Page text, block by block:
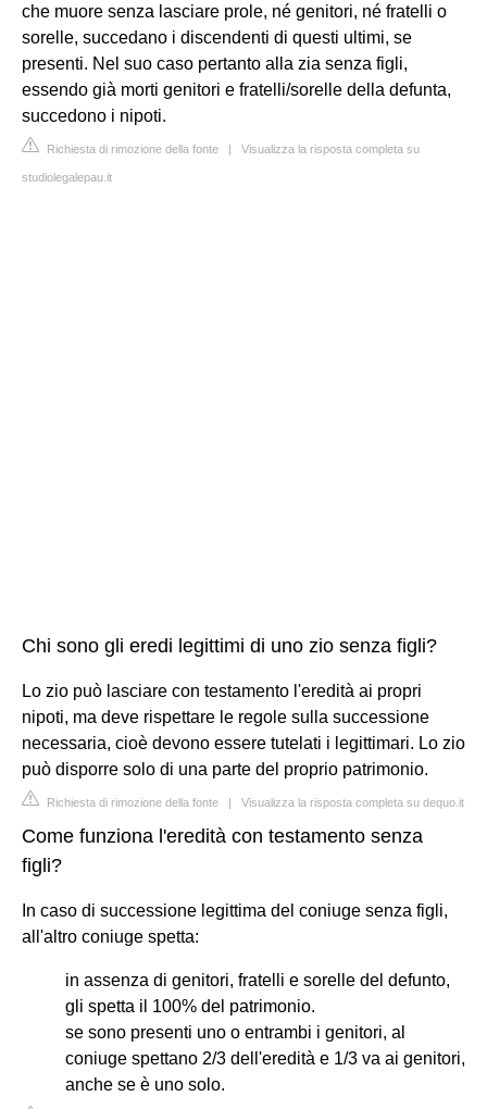
che muore senza lasciare prole, né genitori, né fratelli o
sorelle, succedano i discendenti di questi ultimi, se
presenti. Nel suo caso pertanto alla zia senza figli,
essendo già morti genitori e fratelli/sorelle della defunta,
succedono i nipoti.
Richiesta di rimozione della fonte | Visualizza la risposta completa su
studiolegalepau.it
Chi sono gli eredi legittimi di uno zio senza figli?
Lo zio può lasciare con testamento l'eredità ai propri
nipoti, ma deve rispettare le regole sulla successione
necessaria, cioè devono essere tutelati i legittimari. Lo zio
può disporre solo di una parte del proprio patrimonio.
Richiesta di rimozione della fonte | Visualizza la risposta completa su dequo.it
Come funziona l'eredità con testamento senza
figli?
In caso di successione legittima del coniuge senza figli,
all'altro coniuge spetta:
in assenza di genitori, fratelli e sorelle del defunto,
gli spetta il 100% del patrimonio.
se sono presenti uno o entrambi i genitori, al
coniuge spettano 2/3 dell'eredità e 1/3 va ai genitori,
anche se è uno solo.